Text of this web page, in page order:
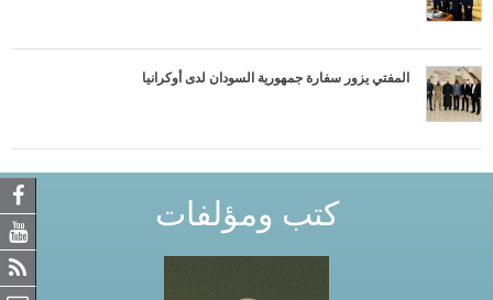
المفتي يزور سفارة جمهورية السودان لدى أوكرانيا
كتب ومؤلفات